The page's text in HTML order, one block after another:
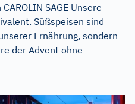
SAGE Unsere
Süßspeisen sind
Ernährung, sondern
der Advent ohne